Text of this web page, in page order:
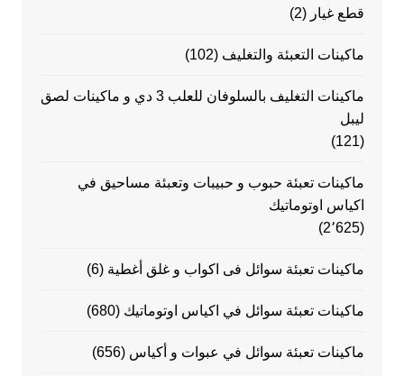
قطع غيار (2)
ماكينات التعبئة والتغليف (102)
ماكينات التغليف بالسلوفان للعلب 3 دي و ماكينات لصق
ليبل
(121)
ماكينات تعبئة حبوب و حبيبات وتعبئة مساحيق في
اكياس اوتوماتيك
(2٬625)
ماكينات تعبئة سوائل فى اكواب و غلق أغطية (6)
ماكينات تعبئة سوائل في اكياس اوتوماتيك (680)
ماكينات تعبئة سوائل في عبوات و أكياس (656)